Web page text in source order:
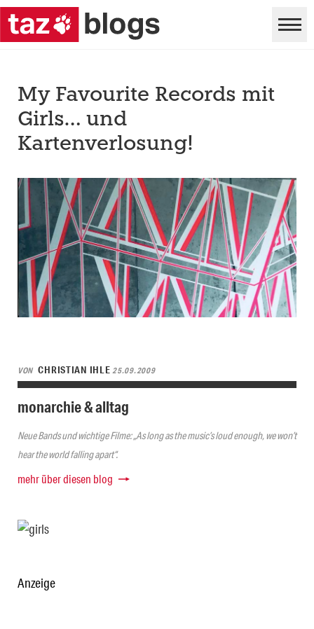
My Favourite Records mit
Girls… und
Kartenverlosung!
VON CHRISTIAN IHLE25.09.2009
monarchie & alltag
Neue Bands und wichtige Filme: „As long as the music’s loud enough, we won’t
hear the world falling apart“.
mehr über diesen blog
Anzeige